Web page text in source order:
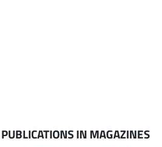
PUBLICATIONS IN MAGAZINES